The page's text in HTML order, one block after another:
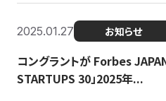
2025.01.27 お知らせ
コングラントが Forbes
STARTUPS 30」2025年...